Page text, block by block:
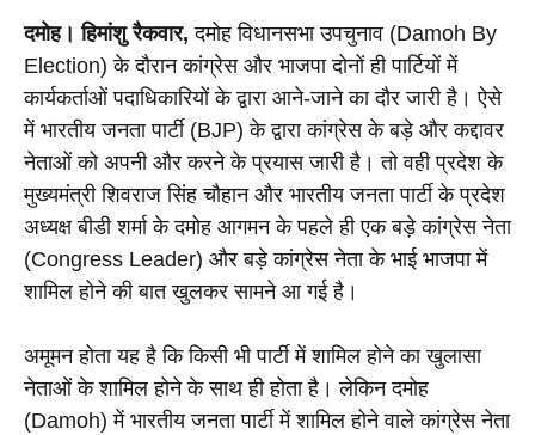
दमोह। हिमांशु रैकवार, दमोह विधानसभा उपचुनाव (Damoh By
Election) के दौरान कांग्रेस और भाजपा दोनों ही पार्टियों में
कार्यकर्ताओं पदाधिकारियों के द्वारा आने-जाने का दौर जारी है। ऐसे
में भारतीय जनता पार्टी (BJP) के द्वारा कांग्रेस के बड़े और कद्दावर
नेताओं को अपनी और करने के प्रयास जारी है। तो वही प्रदेश के
मुख्यमंत्री शिवराज सिंह चौहान और भारतीय जनता पार्टी के प्रदेश
अध्यक्ष बीडी शर्मा के दमोह आगमन के पहले ही एक बड़े कांग्रेस नेता
(Congress Leader) और बड़े कांग्रेस नेता के भाई भाजपा में
शामिल होने की बात खुलकर सामने आ गई है।
अमूमन होता यह है कि किसी भी पार्टी में शामिल होने का खुलासा
नेताओं के शामिल होने के साथ ही होता है। लेकिन दमोह
(Damoh) में भारतीय जनता पार्टी में शामिल होने वाले कांग्रेस नेता